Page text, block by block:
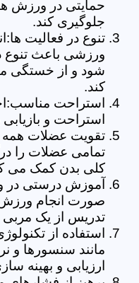
حمایتی در ورزش
جلوگیری کند.
تنوع در فعالیت
ورزشی باعث تنوع
شود و از خستگی
کند.
استراحت
استراحت و
تقویت عضلات همه
تمامی عضلات را
کلی بدن کمک می
آموزش درستی
صورت انجام
تدریس از یک
استفاده از
مانند سنسورها و
ارزیابی و بهینه